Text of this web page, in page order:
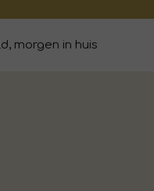
morgen in huis